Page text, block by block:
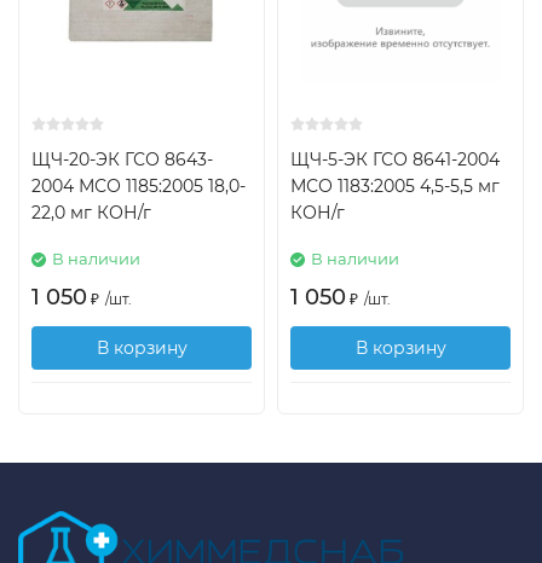
ЩЧ-20-ЭК ГСО 8643-
2004 МСО 1185:2005 18,0-
22,0 мг КОН/г
В наличии
1 050 ₽ /шт.
В корзину
ЩЧ-5-ЭК ГСО 8641-2004
МСО 1183:2005 4,5-5,5 мг
КОН/г
В наличии
1 050 ₽ /шт.
В корзину